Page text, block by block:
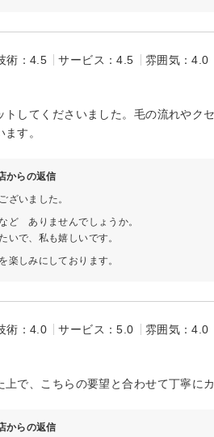
術：4.5 サービス：4.5 雰囲気：4.0
トしてくださいました。毛の流れや
す。
からの返信
ざいました。
ど ありませんでしょうか。
いで、私も嬉しいです。
楽しみにしております。
術：4.0 サービス：5.0 雰囲気：4.0
で、こちらの要望と合わせて丁寧に
からの返信